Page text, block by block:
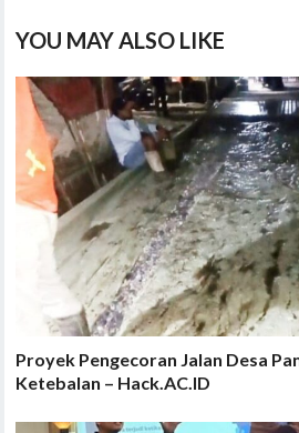
YOU MAY ALSO LIKE
Proyek Pengecoran Jalan Desa
Ketebalan – Hack.AC.ID